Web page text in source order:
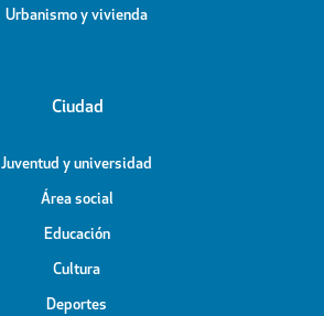
Urbanismo y vivienda
Ciudad
Juventud y universidad
Área social
Educación
Cultura
Deportes